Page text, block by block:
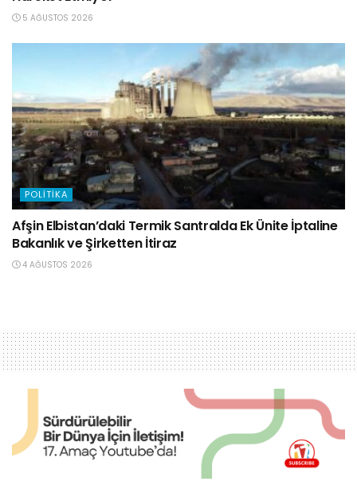
5 AĞUSTOS 2026
POLITIKA
Afşin Elbistan’daki Termik Santralda Ek Ünite İptaline
Bakanlık ve Şirketten İtiraz
4 AĞUSTOS 2026